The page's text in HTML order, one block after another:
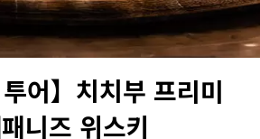
투어】치치부 프리미
니즈 위스키